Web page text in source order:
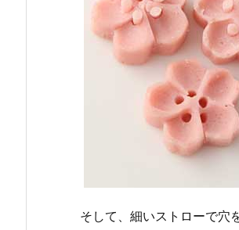
そして、細いストローで穴